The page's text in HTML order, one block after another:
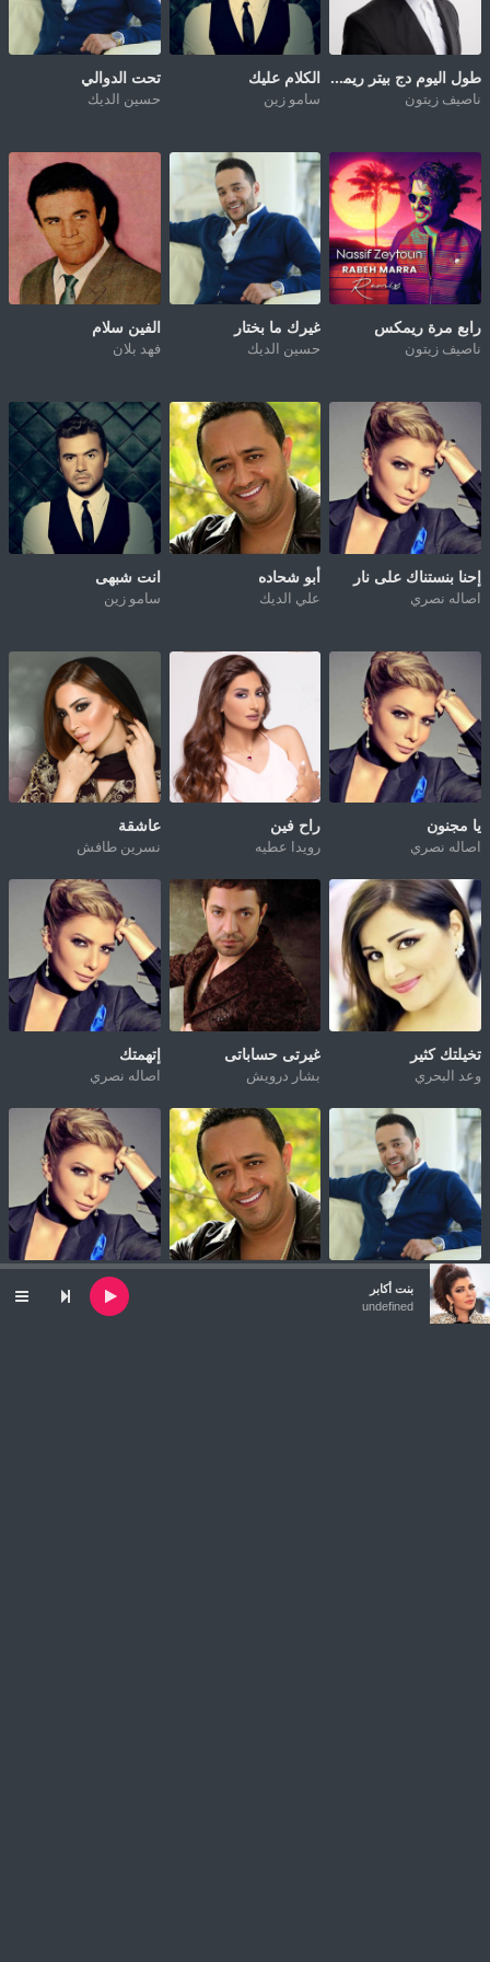
Audio
Player
بنت أكابر
undefined
طول اليوم دج بيتر ريمكس
ناصيف زيتون
الكلام عليك
سامو زين
تحت الدوالي
حسين الديك
رابع مرة ريمكس
ناصيف زيتون
غيرك ما بختار
حسين الديك
الفين سلام
فهد بلان
إحنا بنستناك على نار
اصاله نصري
أبو شحاده
علي الديك
انت شبهى
سامو زين
يا مجنون
اصاله نصري
راح فين
رويدا عطيه
عاشقة
نسرين طافش
تخيلتك كثير
وعد البحري
غيرتى حساباتى
بشار درويش
إتهمتك
اصاله نصري
شفتو صدفة
حسين الديك
إغضب
اصاله نصري